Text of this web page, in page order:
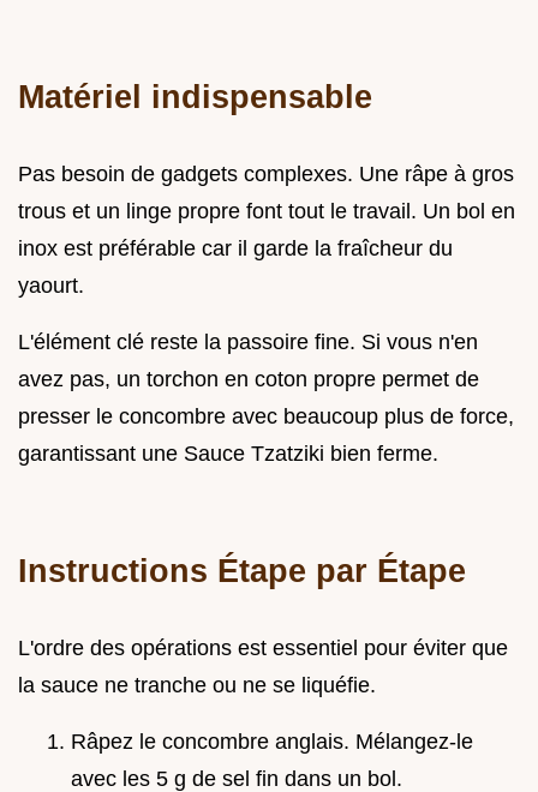
Matériel indispensable
Pas besoin de gadgets complexes. Une râpe à gros
trous et un linge propre font tout le travail. Un bol en
inox est préférable car il garde la fraîcheur du
yaourt.
L'élément clé reste la passoire fine. Si vous n'en
avez pas, un torchon en coton propre permet de
presser le concombre avec beaucoup plus de force,
garantissant une Sauce Tzatziki bien ferme.
Instructions Étape par Étape
L'ordre des opérations est essentiel pour éviter que
la sauce ne tranche ou ne se liquéfie.
Râpez le concombre anglais. Mélangez-le
avec les 5 g de sel fin dans un bol.